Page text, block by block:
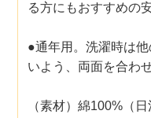
る方にもおすすめの
●通年用。洗濯時は
いよう、両面を合わ
（素材）綿100%（